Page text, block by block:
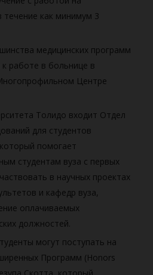
течение как минимум 3
медицинских программ
к работе в больнице в
Центре
Толидо входит Отдел
для студентов
помогает
студентам вуза с первых
в научных проектах
и кафедр вуза,
оплачиваемых
должностей.
могут поступать на
Программ (Honors